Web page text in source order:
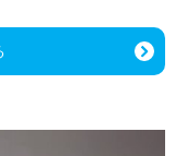
ます。